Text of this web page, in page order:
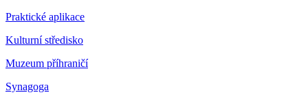
Praktické aplikace
Kulturní středisko
Muzeum příhraničí
Synagoga